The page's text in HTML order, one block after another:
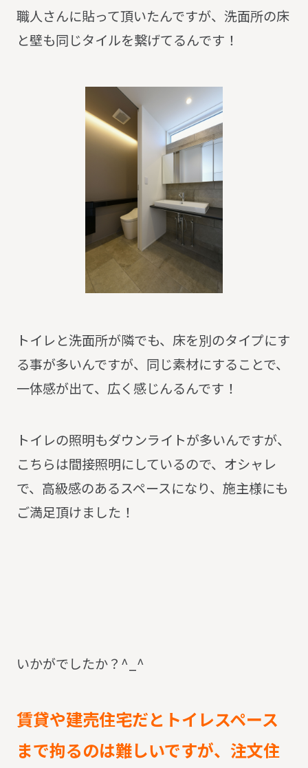
職人さんに貼って頂いたんですが、洗面所の床
と壁も同じタイルを繋げてるんです！
トイレと洗面所が隣でも、床を別のタイプにす
る事が多いんですが、同じ素材にすることで、
一体感が出て、広く感じんるんです！
トイレの照明もダウンライトが多いんですが、
こちらは間接照明にしているので、オシャレ
で、高級感のあるスペースになり、施主様にも
ご満足頂けました！
いかがでしたか？^_^
賃貸や建売住宅だとトイレスペース
まで拘るのは難しいですが、注文住